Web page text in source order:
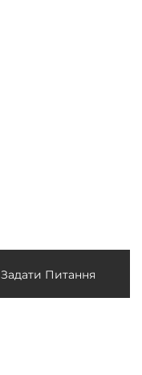
Задати Питання